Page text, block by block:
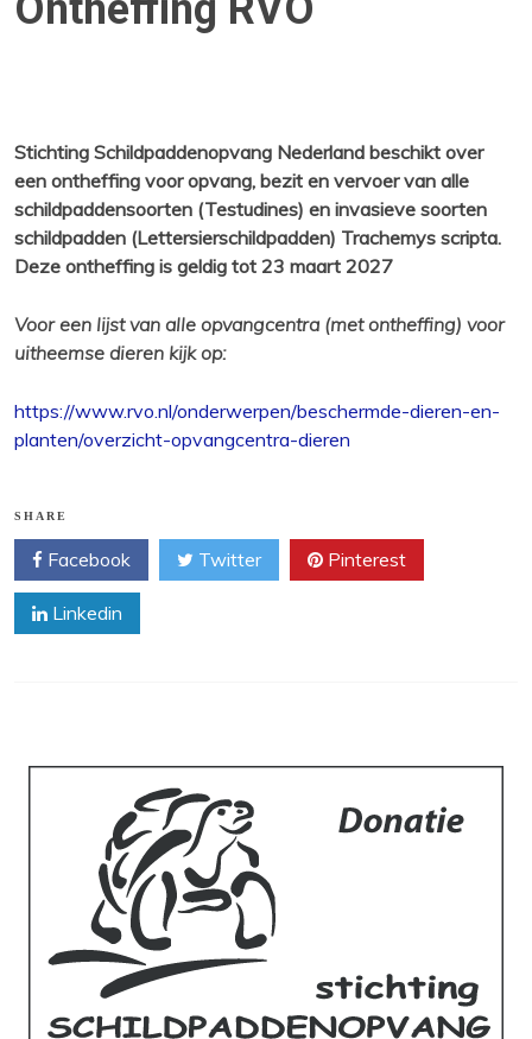
Stichting Schildpaddenopvang Nederland beschikt over
een ontheffing voor opvang, bezit en vervoer van alle
schildpaddensoorten (Testudines) en invasieve soorten
schildpadden (Lettersierschildpadden) Trachemys scripta.
Deze ontheffing is geldig tot 23 maart 2027
Voor een lijst van alle opvangcentra (met ontheffing) voor
uitheemse dieren kijk op:
https://www.rvo.nl/onderwerpen/beschermde-dieren-en-
planten/overzicht-opvangcentra-dieren
SHARE
Facebook Twitter Pinterest
Linkedin